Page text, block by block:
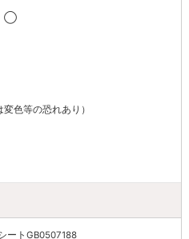
◯
色等の恐れあり）
トGB0507188